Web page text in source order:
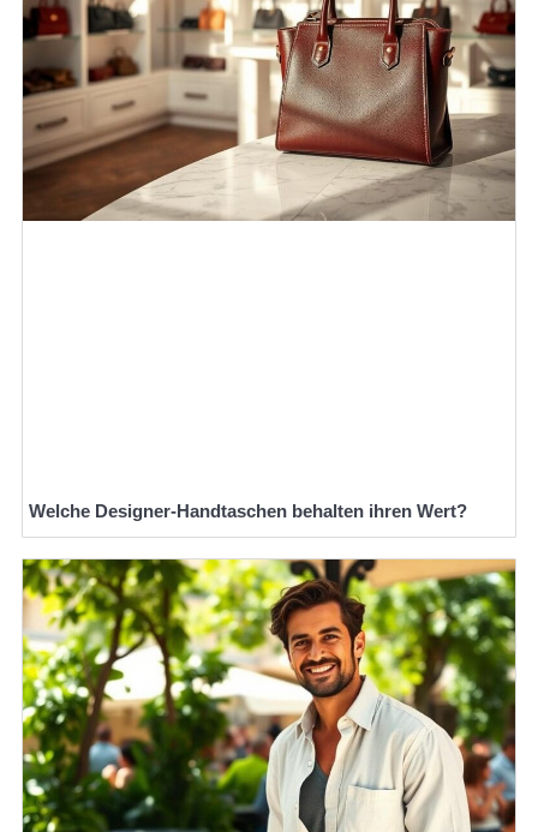
Welche Designer-Handtaschen behalten ihren Wert?